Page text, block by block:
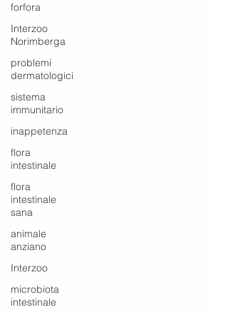
forfora
Interzoo
Norimberga
problemi
dermatologici
sistema
immunitario
inappetenza
flora
intestinale
flora
intestinale
sana
animale
anziano
Interzoo
microbiota
intestinale